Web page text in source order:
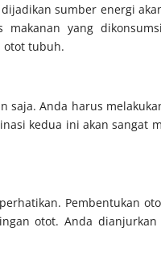
sumber energi
yang
otot tubuh.
saja. Anda harus
kedua ini akan sangat
Pembentukan
otot. Anda dianjurkan